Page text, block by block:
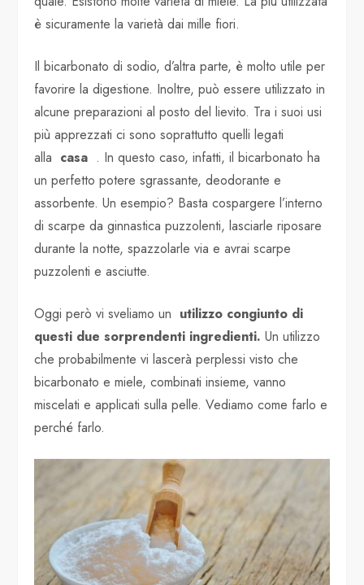
è sicuramente la varietà dai mille fiori.
Il bicarbonato di sodio, d’altra parte, è molto utile per
favorire la digestione. Inoltre, può essere utilizzato in
alcune preparazioni al posto del lievito. Tra i suoi usi
più apprezzati ci sono soprattutto quelli legati
alla casa . In questo caso, infatti, il bicarbonato ha
un perfetto potere sgrassante, deodorante e
assorbente. Un esempio? Basta cospargere l’interno
di scarpe da ginnastica puzzolenti, lasciarle riposare
durante la notte, spazzolarle via e avrai scarpe
puzzolenti e asciutte.
Oggi però vi sveliamo un utilizzo congiunto di
questi due sorprendenti ingredienti.Un utilizzo
che probabilmente vi lascerà perplessi visto che
bicarbonato e miele, combinati insieme, vanno
miscelati e applicati sulla pelle. Vediamo come farlo e
perché farlo.